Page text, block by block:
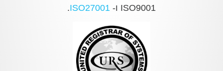
ISO9001 ו-
ISO27001
.